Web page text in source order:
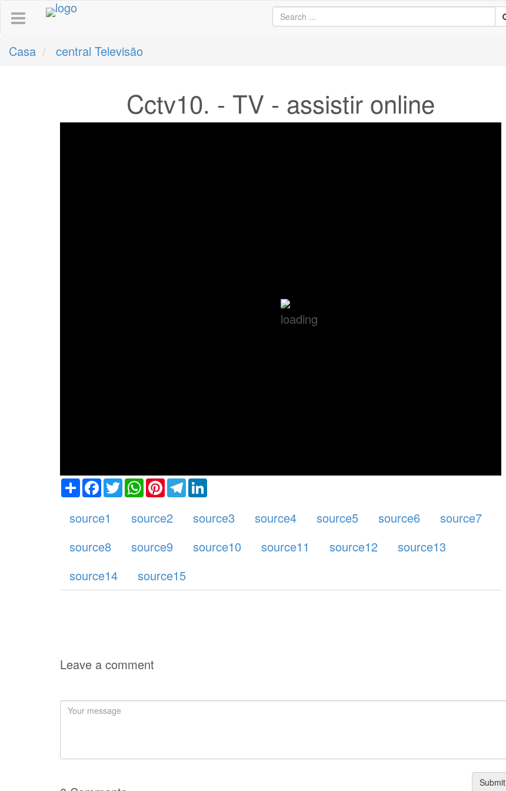
Casa central Televisão
Cctv10. - TV - assistir online
ShareFacebook
TwitterWhatsApp
PinterestTelegram
source1 source2 source3 source4 source5 source6
source7
source8
source9 source10 source11 source12
source13
source14
source15
Leave a comment
Submit